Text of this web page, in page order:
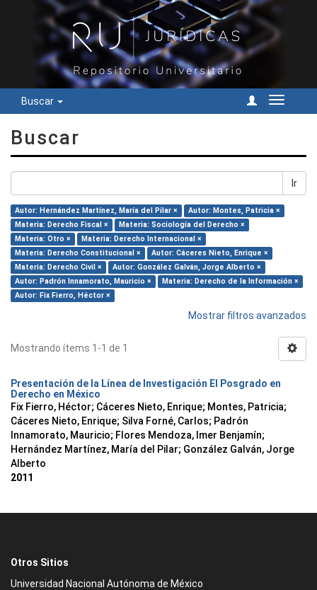
Buscar
Cambiar
Buscar
Ir
Autor: Hernández Martínez, María del Pilar ×
Autor: Montes, Patricia ×
Materia: Derecho Fiscal ×
Materia: Sociología del Derecho ×
Materia: Otro ×
Materia: Derecho Internacional ×
Materia: Derecho Constitucional ×
Autor: Cáceres Nieto, Enrique ×
Materia: Derecho Civil ×
Autor: González Galván, Jorge Alberto ×
Autor: Padrón Innamorato, Mauricio ×
Materia: Derecho de la Información ×
Autor: Fix Fierro, Héctor ×
Mostrar filtros avanzados
Mostrando ítems 1-1 de 1
Presentación de la Línea de Investigación El Posgrado en
Derecho en México
Fix Fierro, Héctor; Cáceres Nieto, Enrique; Montes, Patricia;
Cáceres Nieto, Enrique; Silva Forné, Carlos; Padrón
Innamorato, Mauricio; Flores Mendoza, Imer Benjamín;
Hernández Martínez, María del Pilar; González Galván, Jorge
Alberto
2011
Otros Sitios
Universidad Nacional Autónoma de México